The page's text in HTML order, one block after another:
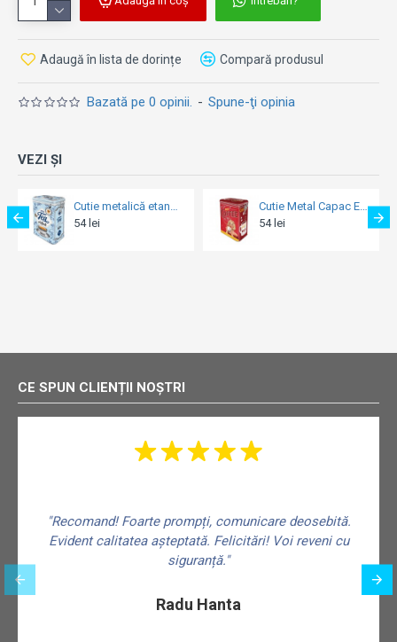
Bazată pe 0 opinii. - Spune-ţi opinia
Adaugă în lista de dorințe Compară produsul
VEZI ȘI
Cutie metalică etanșă - Classic Tea - Ceai Clasic
Cutie metalică L - Coffee First - Mai Intai Cafeaua
CE SPUN CLIENȚII NOȘTRI
"Recomand! Foarte prompți, comunicare deosebită.
Evident calitatea așteptată. Felicitări! Voi reveni cu
siguranță."
Radu Hanta